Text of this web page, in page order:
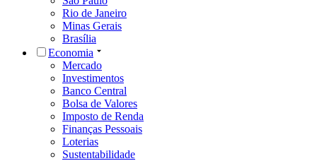
Rio de Janeiro
Minas Gerais
Brasília
Economia
Mercado
Investimentos
Banco Central
Bolsa de Valores
Imposto de Renda
Finanças Pessoais
Loterias
Sustentabilidade